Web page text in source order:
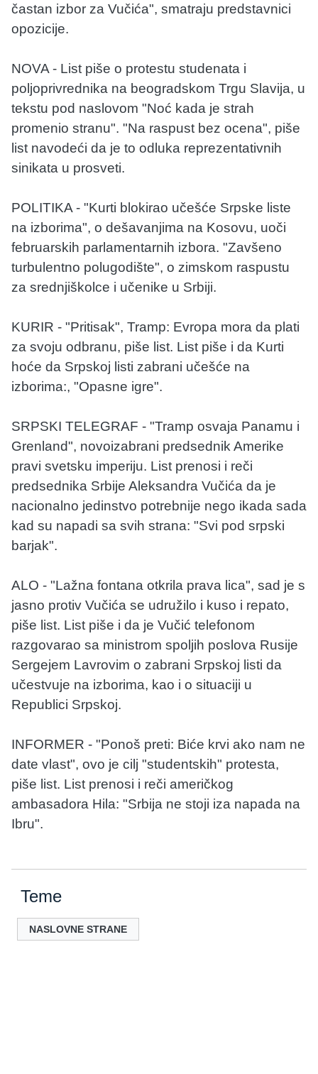
častan izbor za Vučića", smatraju predstavnici
opozicije.
NOVA - List piše o protestu studenata i
poljoprivrednika na beogradskom Trgu Slavija, u
tekstu pod naslovom "Noć kada je strah
promenio stranu". "Na raspust bez ocena", piše
list navodeći da je to odluka reprezentativnih
sinikata u prosveti.
POLITIKA - "Kurti blokirao učešće Srpske liste
na izborima", o dešavanjima na Kosovu, uoči
februarskih parlamentarnih izbora. "Zavšeno
turbulentno polugodište", o zimskom raspustu
za srednjiškolce i učenike u Srbiji.
KURIR - "Pritisak", Tramp: Evropa mora da plati
za svoju odbranu, piše list. List piše i da Kurti
hoće da Srpskoj listi zabrani učešće na
izborima:, "Opasne igre".
SRPSKI TELEGRAF - "Tramp osvaja Panamu i
Grenland", novoizabrani predsednik Amerike
pravi svetsku imperiju. List prenosi i reči
predsednika Srbije Aleksandra Vučića da je
nacionalno jedinstvo potrebnije nego ikada sada
kad su napadi sa svih strana: "Svi pod srpski
barjak".
ALO - "Lažna fontana otkrila prava lica", sad je s
jasno protiv Vučića se udružilo i kuso i repato,
piše list. List piše i da je Vučić telefonom
razgovarao sa ministrom spoljih poslova Rusije
Sergejem Lavrovim o zabrani Srpskoj listi da
učestvuje na izborima, kao i o situaciji u
Republici Srpskoj.
INFORMER - "Ponoš preti: Biće krvi ako nam ne
date vlast", ovo je cilj "studentskih" protesta,
piše list. List prenosi i reči američkog
ambasadora Hila: "Srbija ne stoji iza napada na
Ibru".
Teme
NASLOVNE STRANE